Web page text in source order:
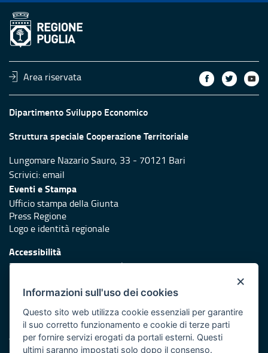
Area riservata
Dipartimento Sviluppo Economico
Struttura speciale Cooperazione Territoriale
Lungomare Nazario Sauro, 33 - 70121 Bari
Scrivici:email
Eventi e Stampa
Ufficio stampa della Giunta
Press Regione
Logo e identità regionale
Accessibilità
Dichiarazione di accessibilità
Redazione
Protezione civile
Vai al sito di Protezione Civile Puglia
×
Informazioni sull'uso dei cookies
Questo sito web utilizza cookie essenziali per garantire
il suo corretto funzionamento e cookie di terze parti
per fornire servizi erogati da portali esterni. Questi
ultimi saranno impostati solo dopo il consenso.